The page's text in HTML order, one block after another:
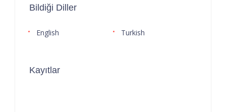
Bildiği Diller
English Turkish
Kayıtlar